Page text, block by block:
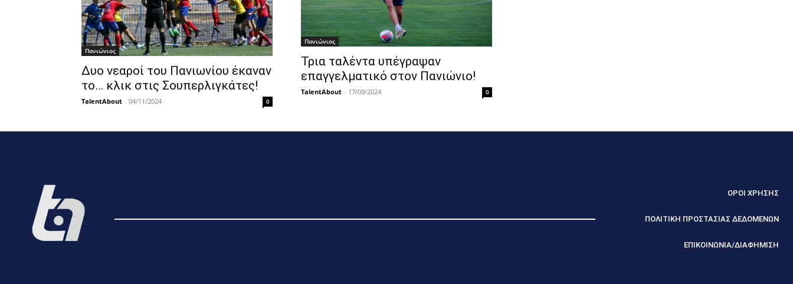
Πανιώνιος
Δυο νεαροί του Πανιωνίου έκαναν
το… κλικ στις Σουπερλιγκάτες!
TalentAbout - 04/11/2024 0
Πανιώνιος
Τρια ταλέντα υπέγραψαν
επαγγελματικό στον Πανιώνιο!
TalentAbout - 17/09/2024 0
ΟΡΟΙ ΧΡΗΣΗΣ
ΠΟΛΙΤΙΚΗ ΠΡΟΣΤΑΣΙΑΣ ΔΕΔΟΜΕΝΩΝ
ΕΠΙΚΟΙΝΩΝΙΑ/ΔΙΑΦΗΜΙΣΗ